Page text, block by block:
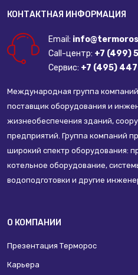
КОНТАКТНАЯ ИНФОРМАЦИЯ
Email:
Call-центр: +7 (499)
Сервис: +7 (495)
Международная группа
поставщик оборудования и
жизнеобеспечения зданий,
предприятий. Группа компаний
широкий спектр оборудования:
котельное оборудование,
водоподготовки и другие
О КОМПАНИИ
Презентация Терморос
Карьера